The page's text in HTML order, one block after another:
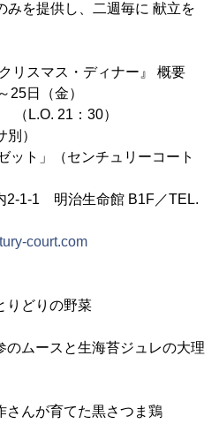
みを提供し、二週毎に 献立を
リスマス・ディナー』 概要
25日（金）
21：30）
）
ット」（センチュリーコート
明治生命館 B1F／TEL.
court.com
どりの野菜
ースと生海苔ジュレの大理
が育てた黒さつま鶏